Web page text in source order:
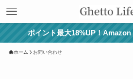
ポイント最大18%UP！Amazon
ホーム お問い合わせ